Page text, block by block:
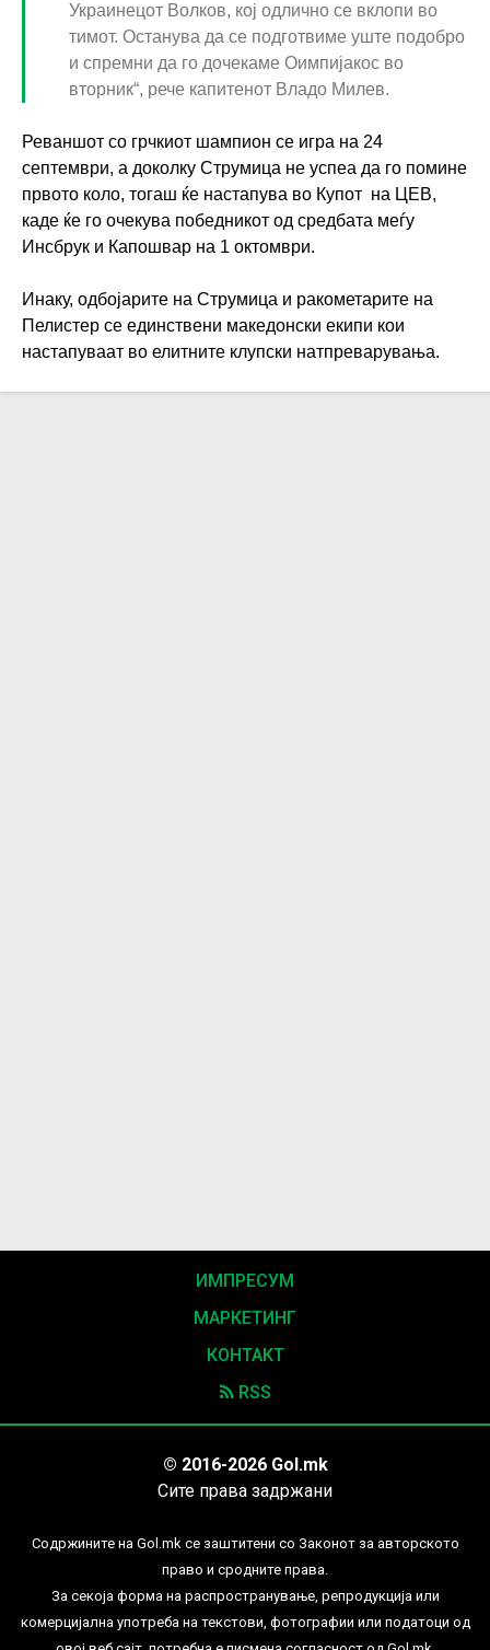
Украинецот Волков, кој одлично се вклопи во
тимот. Останува да се подготвиме уште подобро
и спремни да го дочекаме Оимпијакос во
вторник“, рече капитенот Владо Милев.
Реваншот со грчкиот шампион се игра на 24
септември, а доколку Струмица не успеа да го помине
првото коло, тогаш ќе настапува во Купот на ЦЕВ,
каде ќе го очекува победникот од средбата меѓу
Инсбрук и Капошвар на 1 октомври.
Инаку, одбојарите на Струмица и ракометарите на
Пелистер се единствени македонски екипи кои
настапуваат во елитните клупски натпреварувања.
ИМПРЕСУМ
МАРКЕТИНГ
КОНТАКТ
RSS
© 2016-2026 Gol.mk
Сите права задржани
Содржините на Gol.mk се заштитени со Законот за авторското
право и сродните права.
За секоја форма на распространување, репродукција или
комерцијална употреба на текстови, фотографии или податоци од